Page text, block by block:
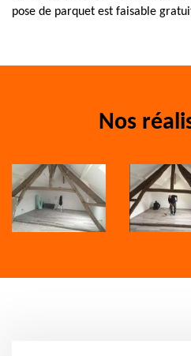
pose de parquet est faisable
Nos